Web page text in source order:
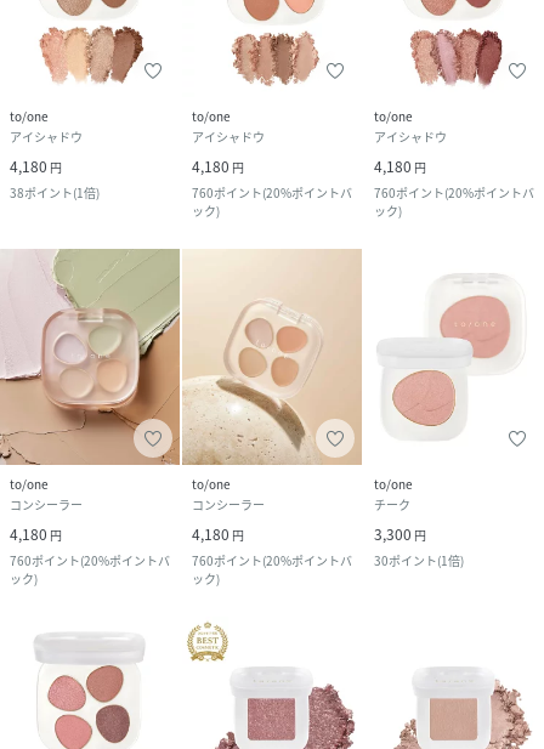
to/one
アイシャドウ
4,180 円
38ポイント(1倍)
to/one
アイシャドウ
4,180 円
760ポイント(20%ポイントバ
ック)
to/one
アイシャドウ
4,180 円
760ポイント(20%ポイントバ
ック)
to/one
コンシーラー
4,180 円
760ポイント(20%ポイントバ
ック)
to/one
コンシーラー
4,180 円
760ポイント(20%ポイントバ
ック)
to/one
チーク
3,300 円
30ポイント(1倍)